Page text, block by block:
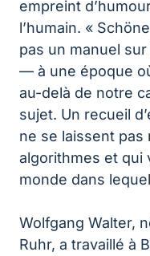
empreint
l’humain. «
pas un manuel
— à une époque
au-delà de notre
sujet. Un recueil
ne se laissent pas
algorithmes et qui
monde dans
Wolfgang Walter,
Ruhr, a travaillé à